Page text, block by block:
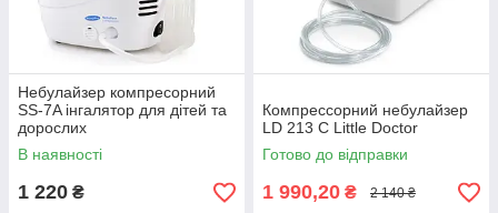
Небулайзер компресорний
SS-7A інгалятор для дітей та
дорослих
В наявності
1 220 ₴
Компрессорний небулайзер
LD 213 C Little Doctor
Готово до відправки
1 990,20 ₴ 2 140 ₴